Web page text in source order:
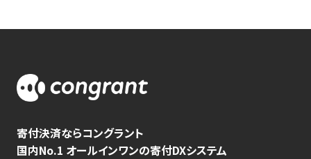
寄付決済ならコングラント
国内No.1 オールインワンの寄付DXシステム